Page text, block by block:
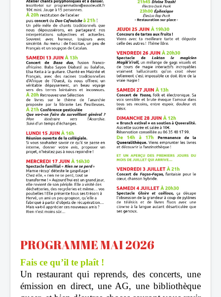
PROGRAMME MAI 2026
Fais ce qu’il te plaît !
Un restaurant qui reprends, des concerts, une
émission en direct, une AG, une bibliothèque